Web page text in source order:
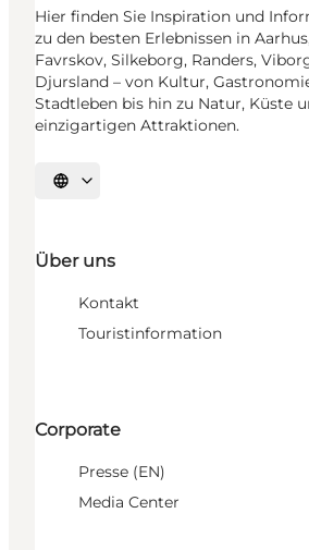
Hier finden Sie Inspiration und
zu den besten Erlebnissen in
Favrskov, Silkeborg, Randers,
Djursland – von Kultur,
Stadtleben bis hin zu Natur, Küste
einzigartigen Attraktionen.
Sprache auswählen
Über uns
Kontakt
Touristinformation
Corporate
Presse (EN)
Media Center